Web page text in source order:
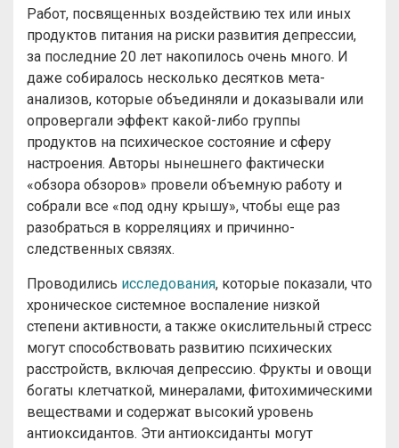
Работ, посвященных воздействию тех или иных
продуктов питания на риски развития депрессии,
за последние 20 лет накопилось очень много. И
даже собиралось несколько десятков мета-
анализов, которые объединяли и доказывали или
опровергали эффект какой-либо группы
продуктов на психическое состояние и сферу
настроения. Авторы нынешнего фактически
«обзора обзоров» провели объемную работу и
собрали все «под одну крышу», чтобы еще раз
разобраться в корреляциях и причинно-
следственных связях.
Проводились исследования, которые показали, что
хроническое системное воспаление низкой
степени активности, а также окислительный стресс
могут способствовать развитию психических
расстройств, включая депрессию. Фрукты и овощи
богаты клетчаткой, минералами, фитохимическими
веществами и содержат высокий уровень
антиоксидантов. Эти антиоксиданты могут